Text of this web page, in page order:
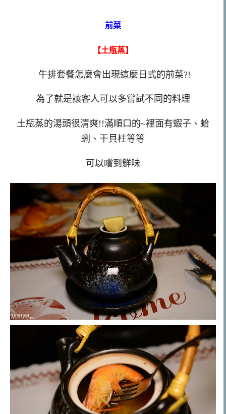
前菜
【土瓶蒸】
牛排套餐怎麼會出現這麼日式的前菜?!
為了就是讓客人可以多嘗試不同的料理
土瓶蒸的湯頭很清爽!!滿順口的~裡面有蝦子、蛤
蜊、干貝柱等等
可以嚐到鮮味